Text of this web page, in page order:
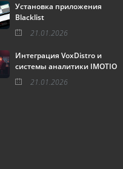
Установка приложения
Blacklist
21.01.2026
Интеграция VoxDistro и
системы аналитики IMOTIO
21.01.2026